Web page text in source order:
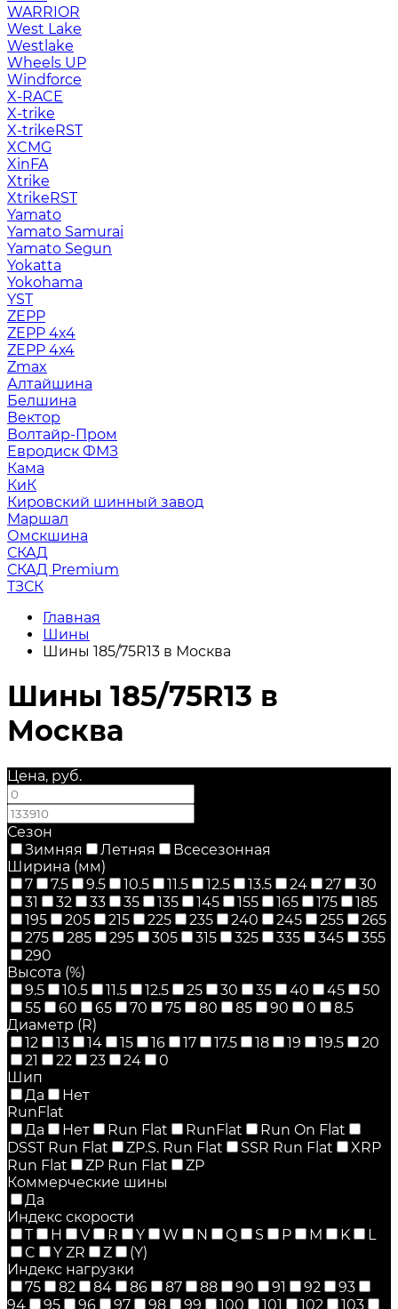
WARRIOR
West Lake
Westlake
Wheels UP
Windforce
X-RACE
X-trike
X-trikeRST
XCMG
XinFA
Xtrike
XtrikeRST
Yamato
Yamato Samurai
Yamato Segun
Yokatta
Yokohama
YST
ZEPP
ZEPP 4x4
ZEPP 4х4
Zmax
Алтайшина
Белшина
Вектор
Волтайр-Пром
Евродиск ФМЗ
Кама
КиК
Кировский шинный завод
Маршал
Омскшина
СКАД
СКАД Premium
ТЗСК
Главная
Шины
Шины 185/75R13 в Москва
Шины 185/75R13 в
Москва
Цена, руб.
Сезон
Зимняя
Летняя
Всесезонная
Ширина (мм)
7
7.5 9.5 10.5 11.5 12.5 13.5 24 27
30
31
32 33 35 135 145 155 165 175
185
195
205 215 225 235 240 245 255
265
275
285 295 305 315 325 335 345
355
290
Высота (%)
9.5
10.5 11.5 12.5 25 30 35 40 45
50
55
60 65 70 75 80 85 90 0
8.5
Диаметр (R)
12
13 14 15 16 17 17.5 18 19 19.5
20
21
22 23 24
0
Шип
Да
Нет
RunFlat
Да
Нет Run Flat RunFlat
Run On Flat
DSST Run Flat
ZP.S. Run Flat SSR Run Flat
XRP
Run Flat
ZP Run Flat
ZP
Коммерческие шины
Да
Индекс скорости
T
H V R Y W N Q S P M K
L
C
Y ZR Z
(Y)
Индекс нагрузки
75
82 84 86 87 88 90 91 92
93
94
95 96 97 98 99 100 101 102
103